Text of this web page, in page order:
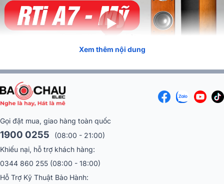
Tóm Tắt Nội Dung
Video trải nghiệm, test thử Loa Polk Audio RTi A7
Hiện là trong những thiết bị loa nghe nhạc, loa xem phim “làm mưa làm
gió” trên thị trường âm thanh,
lượng quan tâm, chú ý từ các tín đồ âm thanh. Thiết kế hiện đại, màu
sắc lịch sự, công nghệ độc quyền cùng khả năng phối ghép linh hoạt
Xem thêm nội dung
Gọi đặt mua, giao hàng toàn quốc
1900 0255
(08:00 - 21:00)
Khiếu nại, hỗ trợ khách hàng:
0344 860 255 (08:00 - 18:00)
Hỗ Trợ Kỹ Thuật Bảo Hành: